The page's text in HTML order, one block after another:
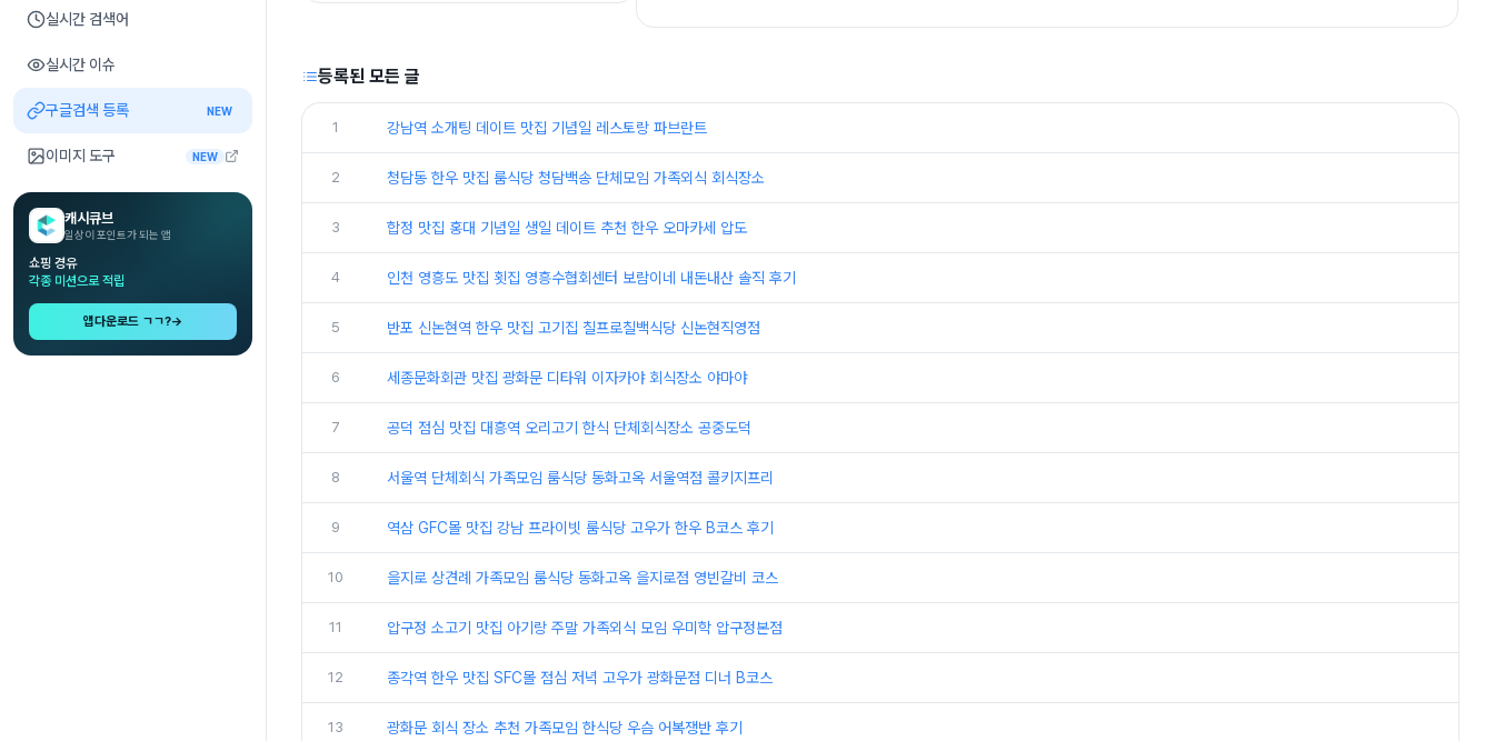
실시간 검색어
실시간 이슈
구글검색 등록 NEW
이미지 도구 NEW
캐시큐브
일상이 포인트가 되는 앱
쇼핑 경유
각종 미션으로 적립
앱다운로드 ㄱㄱ?→
등록된 모든 글
1 강남역 소개팅 데이트 맛집 기념일 레스토랑 파브란트
2 청담동 한우 맛집 룸식당 청담백송 단체모임 가족외식 회식장소
3 합정 맛집 홍대 기념일 생일 데이트 추천 한우 오마카세 압도
4 인천 영흥도 맛집 횟집 영흥수협회센터 보람이네 내돈내산 솔직 후기
5 반포 신논현역 한우 맛집 고기집 칠프로칠백식당 신논현직영점
6 세종문화회관 맛집 광화문 디타워 이자카야 회식장소 야마야
7 공덕 점심 맛집 대흥역 오리고기 한식 단체회식장소 공중도덕
8 서울역 단체회식 가족모임 룸식당 동화고옥 서울역점 콜키지프리
9 역삼 GFC몰 맛집 강남 프라이빗 룸식당 고우가 한우 B코스 후기
10 을지로 상견례 가족모임 룸식당 동화고옥 을지로점 영빈갈비 코스
11 압구정 소고기 맛집 아기랑 주말 가족외식 모임 우미학 압구정본점
12 종각역 한우 맛집 SFC몰 점심 저녁 고우가 광화문점 디너 B코스
13 광화문 회식 장소 추천 가족모임 한식당 우슴 어복쟁반 후기